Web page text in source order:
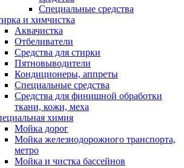
Специальные средства
и химчистка
Аквачистка
Отбеливатели
Средства для стирки
Пятновыводители
Кондиционеры, аппреты
Специальные средства
Средства для финишной обработки
ткани, кожи, меха
химия
Мойка дорог
Мойка железнодорожного транспорта,
метро
Мойка и чистка бассейнов